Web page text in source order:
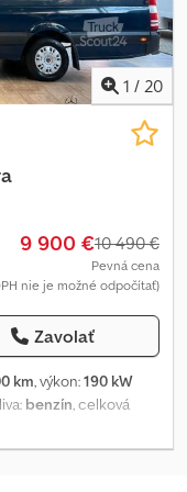
1 / 20
9 900 €10 490 €
Pevná cena
nie je možné odpočítať)
Zavolať
km, výkon:190 kW
benzín, celková
dĺžka:7 200 mm,